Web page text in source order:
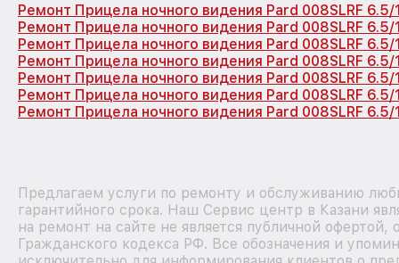
Ремонт Прицела ночного видения Pard 008SLRF
Ремонт Прицела ночного видения Pard 008SLRF
Ремонт Прицела ночного видения Pard 008SLRF
Ремонт Прицела ночного видения Pard 008SLRF
Ремонт Прицела ночного видения Pard 008SLRF
Ремонт Прицела ночного видения Pard 008SLRF
Ремонт Прицела ночного видения Pard 008SLRF 6.5/
Предлагаем услуги по ремонту и обслуживанию
гарантийного срока. Наш Сервис центр в Казани
на ремонт на сайте не является публичной
Гражданского кодекса РФ. Все обозначения и